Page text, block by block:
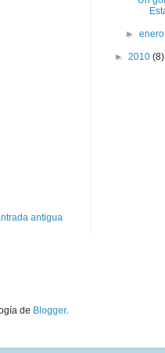
antigua
►
► 2010 (8)
de Blogger.